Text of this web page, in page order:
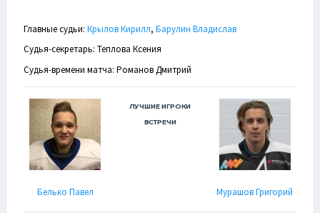
Главные судьи: Крылов Кирилл, Барулин Владислав
Судья-секретарь: Теплова Ксения
Судья-времени матча: Романов Дмитрий
Белько Павел
ЛУЧШИЕ ИГРОКИ
ВСТРЕЧИ
Мурашов Григорий